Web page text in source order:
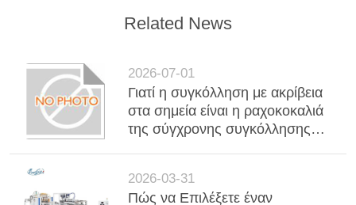
Related News
2026-07-01
Γιατί η συγκόλληση με ακρίβεια
στα σημεία είναι η ραχοκοκαλιά
της σύγχρονης συγκόλλησης
βιομηχανία
2026-03-31
Πώς να Επιλέξετε έναν